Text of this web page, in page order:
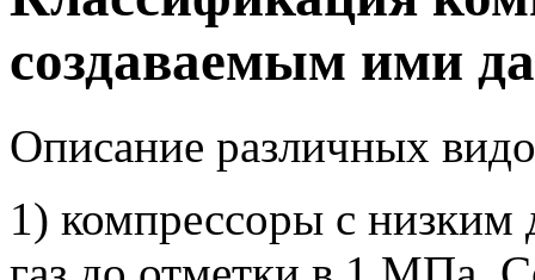
создаваемым ими
Описание различных
1) компрессоры с